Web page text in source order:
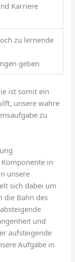
Karriere
zu lernende
geben
ist somit ein
unsere wahre
zu
in
unsere
sich dabei um
die Bahn des
und
aufsteigende
Aufgabe in